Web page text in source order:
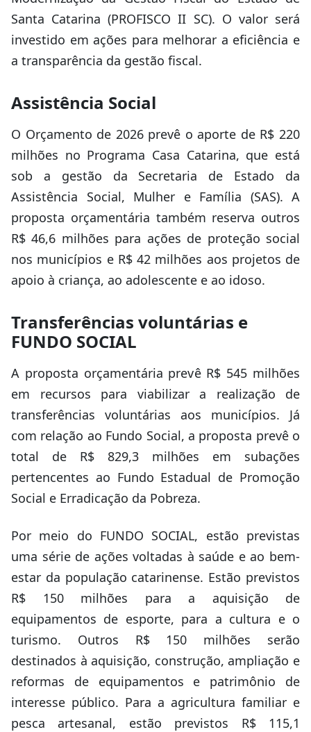
Santa Catarina (PROFISCO II SC). O valor será
investido em ações para melhorar a eficiência e
a transparência da gestão fiscal.
Assistência Social
O Orçamento de 2026 prevê o aporte de R$ 220
milhões no Programa Casa Catarina, que está
sob a gestão da Secretaria de Estado da
Assistência Social, Mulher e Família (SAS). A
proposta orçamentária também reserva outros
R$ 46,6 milhões para ações de proteção social
nos municípios e R$ 42 milhões aos projetos de
apoio à criança, ao adolescente e ao idoso.
Transferências voluntárias e
FUNDO SOCIAL
A proposta orçamentária prevê R$ 545 milhões
em recursos para viabilizar a realização de
transferências voluntárias aos municípios. Já
com relação ao Fundo Social, a proposta prevê o
total de R$ 829,3 milhões em subações
pertencentes ao Fundo Estadual de Promoção
Social e Erradicação da Pobreza.
Por meio do FUNDO SOCIAL, estão previstas
uma série de ações voltadas à saúde e ao bem-
estar da população catarinense. Estão previstos
R$ 150 milhões para a aquisição de
equipamentos de esporte, para a cultura e o
turismo. Outros R$ 150 milhões serão
destinados à aquisição, construção, ampliação e
reformas de equipamentos e patrimônio de
interesse público. Para a agricultura familiar e
pesca artesanal, estão previstos R$ 115,1